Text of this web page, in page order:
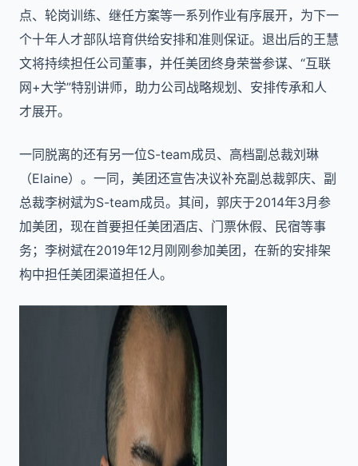
点、轮岗训练、继任方案等一系列作业有序展开，为下一
个十年人才部队培育供给安排和准则保证。退出后的王慧
文将持续担任公司董事，并任美团终身荣誉参谋、“互联
网+大学”特别讲师，助力公司战略规划、安排传承和人
才展开。
一同脱离的还有另一位S-team成员、高档副总裁刘琳
（Elaine）。一同，美团还宣告决议补充副总裁郭庆、副
总裁李树斌为S-team成员。其间，郭庆于2014年3月参
加美团，现在首要担任美团酒店、门票休假、民宿等事
务；李树斌在2019年12月刚刚参加美团，在新的安排架
构中担任美团渠道担任人。